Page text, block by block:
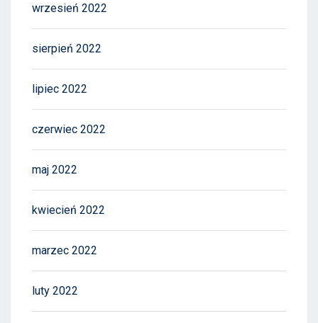
wrzesień 2022
sierpień 2022
lipiec 2022
czerwiec 2022
maj 2022
kwiecień 2022
marzec 2022
luty 2022